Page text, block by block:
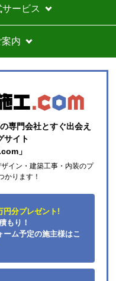
で、エアコンに限ら
ません。
事費の内訳を書いた
たか？
？
か？
ービス
内
専門会社とすぐ出会え
サイト
」
イン・建築工事・内装のプ
かります！
円分プレゼント!
もり！
ム予定の施主様はこ